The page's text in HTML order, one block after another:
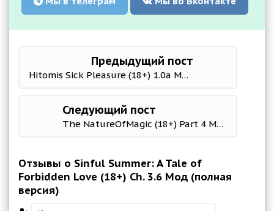
Предыдущий пост
Hitomis Sick Pleasure (18+) 1.0a Мод (полная версия)
Следующий пост
The NatureOfMagic (18+) Part 4 Мод (полная версия)
Отзывы о Sinful Summer: A Tale of
Forbidden Love (18+) Ch. 3.6 Мод (полная
версия)